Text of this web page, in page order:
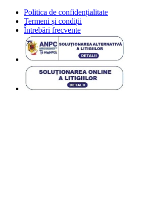
Politica de confidențialitate
Termeni și condiții
Întrebări frecvente